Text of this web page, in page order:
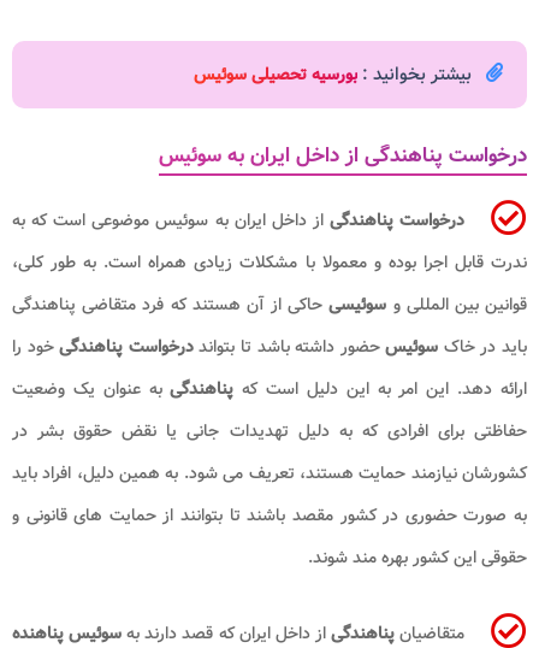
بیشتر بخوانید : بورسیه تحصیلی سوئیس
درخواست پناهندگی از داخل ایران به سوئیس
درخواست پناهندگی از داخل ایران به سوئیس موضوعی است که به
ندرت قابل اجرا بوده و معمولا با مشکلات زیادی همراه است. به طور کلی،
قوانین بین المللی و سوئیسیحاکی از آن هستند که فرد متقاضی پناهندگی
باید در خاک سوئیسحضور داشته باشد تا بتوانددرخواست پناهندگیخود را
ارائه دهد. این امر به این دلیل است که پناهندگیبه عنوان یک وضعیت
حفاظتی برای افرادی که به دلیل تهدیدات جانی یا نقض حقوق بشر در
کشورشان نیازمند حمایت هستند، تعریف می شود. به همین دلیل، افراد باید
به صورت حضوری در کشور مقصد باشند تا بتوانند از حمایت های قانونی و
حقوقی این کشور بهره مند شوند.
متقاضیانپناهندگیاز داخل ایران که قصد دارند بهسوئیس پناهنده